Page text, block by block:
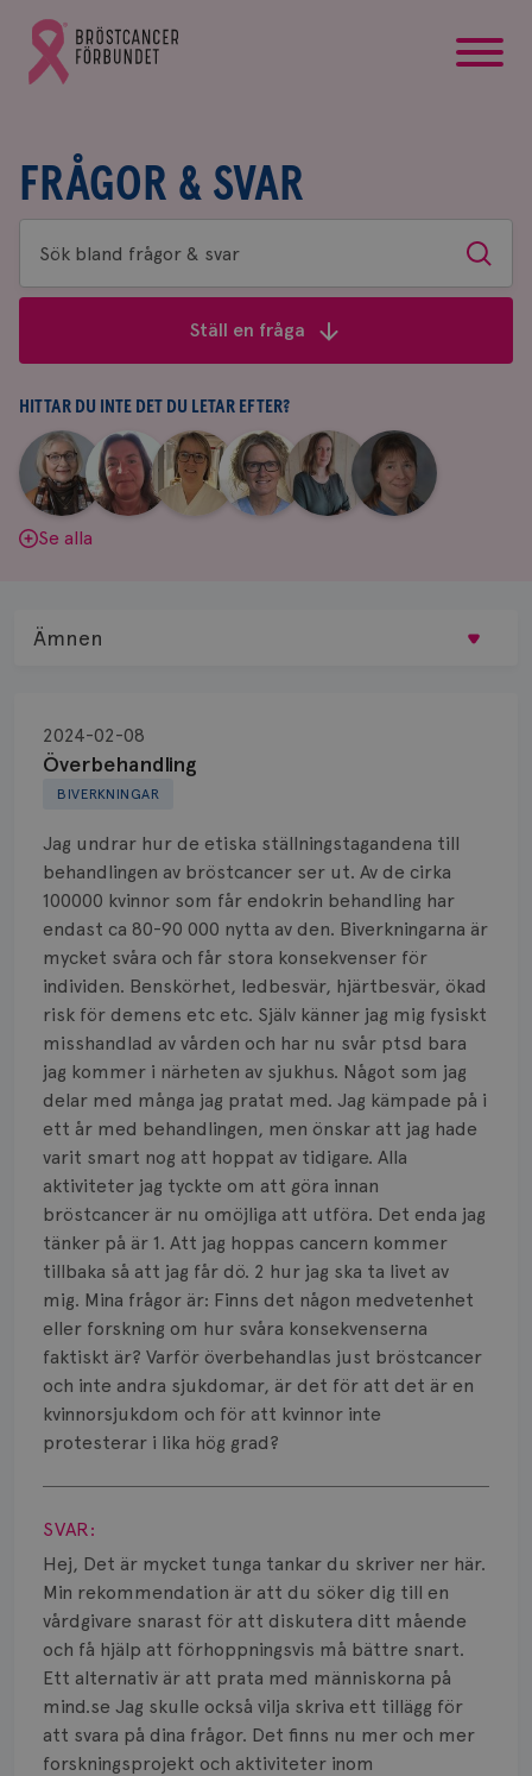
Gå
till
Bröstcancerförbundets
FRÅGOR & SVAR
Sök
bland
&
svar
Sök
Ställ en fråga
HITTAR DU INTE DET DU LETAR EFTER?
Aina
Johnsson
|
Anne
Andersson
Fredrika
Killander
|
Jeanette
Bäcklund
|
Maria
Edegran
|
Yvette
Andersson
Se alla
BIVERKNINGAR
Överbehandling
2024-02-08
Jag undrar hur de etiska ställningstagandena till
behandlingen av bröstcancer ser ut. Av de cirka
100000 kvinnor som får endokrin behandling har
endast ca 80-90 000 nytta av den. Biverkningarna är
mycket svåra och får stora konsekvenser för
individen. Benskörhet, ledbesvär, hjärtbesvär, ökad
risk för demens etc etc. Själv känner jag mig fysiskt
misshandlad av vården och har nu svår ptsd bara
jag kommer i närheten av sjukhus. Något som jag
delar med många jag pratat med. Jag kämpade på i
ett år med behandlingen, men önskar att jag hade
varit smart nog att hoppat av tidigare. Alla
aktiviteter jag tyckte om att göra innan
bröstcancer är nu omöjliga att utföra. Det enda jag
tänker på är 1. Att jag hoppas cancern kommer
tillbaka så att jag får dö. 2 hur jag ska ta livet av
mig. Mina frågor är: Finns det någon medvetenhet
eller forskning om hur svåra konsekvenserna
faktiskt är? Varför överbehandlas just bröstcancer
och inte andra sjukdomar, är det för att det är en
kvinnorsjukdom och för att kvinnor inte
protesterar i lika hög grad?
Visa svar
SVAR:
Hej, Det är mycket tunga tankar du skriver ner här.
Min rekommendation är att du söker dig till en
vårdgivare snarast för att diskutera ditt mående
och få hjälp att förhoppningsvis må bättre snart.
Ett alternativ är att prata med människorna på
mind.se Jag skulle också vilja skriva ett tillägg för
att svara på dina frågor. Det finns nu mer och mer
forskningsprojekt och aktiviteter inom
Ämnen
Biopsi
Biverkningar
Bröstvårta
Knöl
Läkemedel
Typ av bröstcancer
Smärta
Prognos
Risker
Spridd bröstcancer
Strålning
Vätska